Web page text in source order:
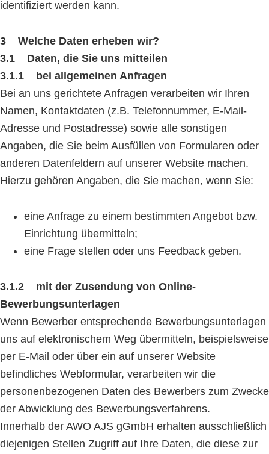
identifiziert werden kann.
3 Welche Daten erheben wir?
3.1 Daten, die Sie uns mitteilen
3.1.1 bei allgemeinen Anfragen
Bei an uns gerichtete Anfragen verarbeiten wir Ihren
Namen, Kontaktdaten (z.B. Telefonnummer, E-Mail-
Adresse und Postadresse) sowie alle sonstigen
Angaben, die Sie beim Ausfüllen von Formularen oder
anderen Datenfeldern auf unserer Website machen.
Hierzu gehören Angaben, die Sie machen, wenn Sie:
eine Anfrage zu einem bestimmten Angebot bzw.
Einrichtung übermitteln;
eine Frage stellen oder uns Feedback geben.
3.1.2 mit der Zusendung von Online-
Bewerbungsunterlagen
Wenn Bewerber entsprechende Bewerbungsunterlagen
uns auf elektronischem Weg übermitteln, beispielsweise
per E-Mail oder über ein auf unserer Website
befindliches Webformular, verarbeiten wir die
personenbezogenen Daten des Bewerbers zum Zwecke
der Abwicklung des Bewerbungsverfahrens.
Innerhalb der AWO AJS gGmbH erhalten ausschließlich
diejenigen Stellen Zugriff auf Ihre Daten, die diese zur